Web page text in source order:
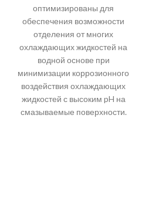
оптимизированы для
обеспечения возможности
отделения от многих
охлаждающих жидкостей на
водной основе при
минимизации коррозионного
воздействия охлаждающих
жидкостей с высоким pH на
смазываемые поверхности.